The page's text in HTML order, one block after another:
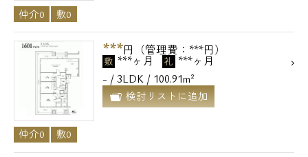
仲介0 敷0
***円（管理費：***円）
敷 ***ヶ月 礼 ***ヶ月
- / 3LDK / 100.91m²
検討リストに追加
仲介0 敷0